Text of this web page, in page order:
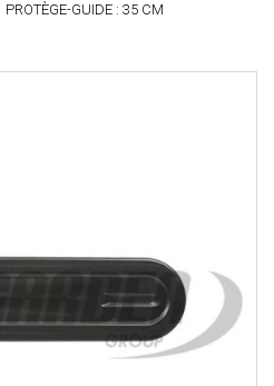
PROTÈGE-GUIDE : 35 CM